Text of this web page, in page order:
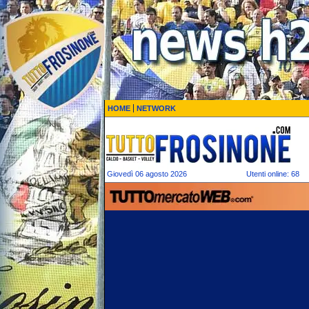
HOME NETWORK
Giovedì 06 agosto 2026 Utenti online: 68